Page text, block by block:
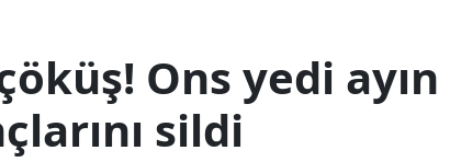
Ons yedi ayın
sildi